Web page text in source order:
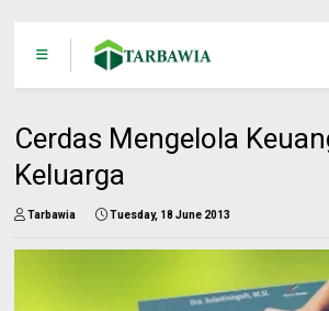
Cerdas Mengelola
Keluarga
Tarbawia Tuesday, 18 June 2013